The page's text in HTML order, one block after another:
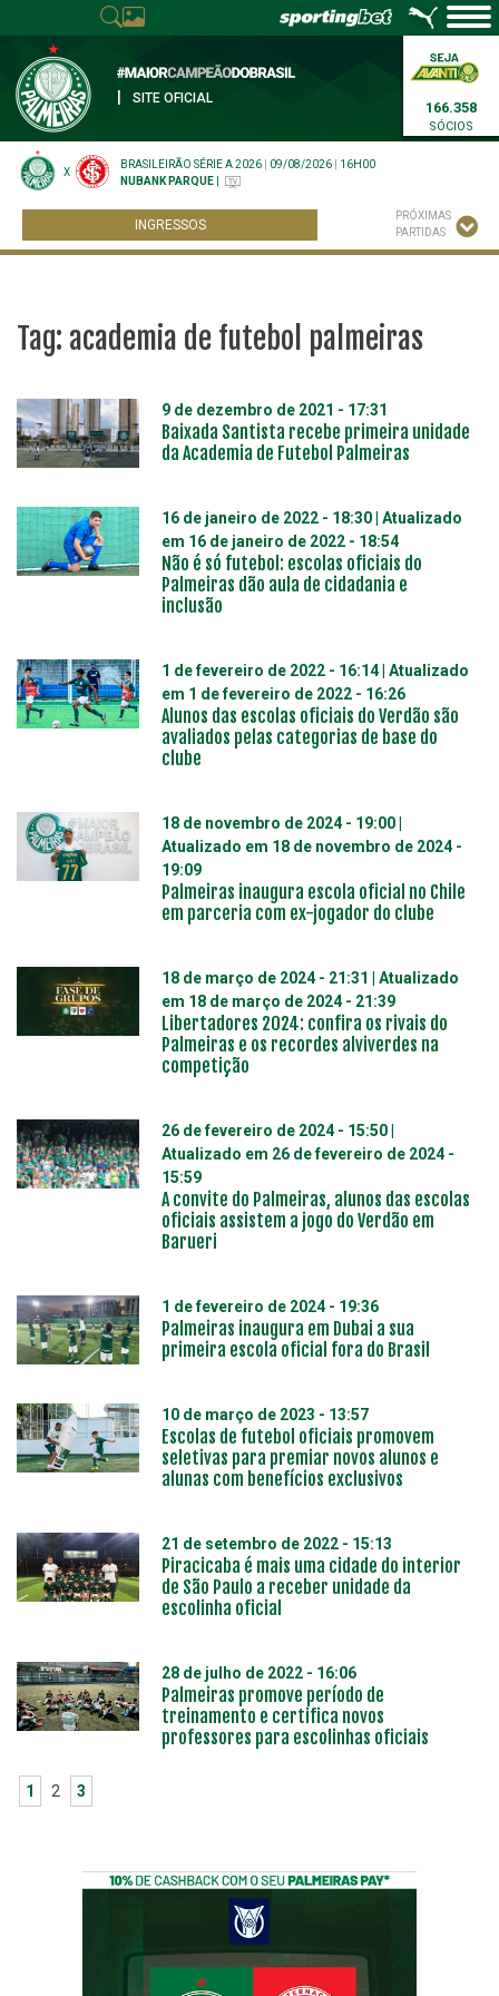
SITE OFICIAL
166.358
SÓCIOS
X
BRASILEIRÃO SÉRIE A 2026 09/08/2026
16H00
NUBANK PARQUE
INGRESSOS
PRÓXIMAS
PARTIDAS
Tag: academia de futebol palmeiras
9 de dezembro de 2021 - 17:31
Baixada Santista recebe primeira unidade
da Academia de Futebol Palmeiras
16 de janeiro de 2022 - 18:30 | Atualizado
em 16 de janeiro de 2022 - 18:54
Não é só futebol: escolas oficiais do
Palmeiras dão aula de cidadania e
inclusão
1 de fevereiro de 2022 - 16:14| Atualizado
em 1 de fevereiro de 2022 - 16:26
Alunos das escolas oficiais do Verdão são
avaliados pelas categorias de base do
clube
18 de novembro de 2024 - 19:00
Atualizado em 18 de novembro de 2024 -
19:09
Palmeiras inaugura escola oficial no Chile
em parceria com ex-jogador do clube
18 de março de 2024 - 21:31
| Atualizado
em 18 de março de 2024 - 21:39
Libertadores 2024: confira os rivais do
Palmeiras e os recordes alviverdes na
competição
26 de fevereiro de 2024 - 15:50
Atualizado em 26 de fevereiro de 2024 -
15:59
A convite do Palmeiras, alunos das escolas
oficiais assistem a jogo do Verdão em
Barueri
1 de fevereiro de 2024 - 19:36
Palmeiras inaugura em Dubai a sua
primeira escola oficial fora do Brasil
10 de março de 2023 - 13:57
Escolas de futebol oficiais promovem
seletivas para premiar novos alunos e
alunas com benefícios exclusivos
21 de setembro de 2022 - 15:13
Piracicaba é mais uma cidade do interior
de São Paulo a receber unidade da
escolinha oficial
28 de julho de 2022 - 16:06
Palmeiras promove período de
treinamento e certifica novos
professores para escolinhas oficiais
1 2 3